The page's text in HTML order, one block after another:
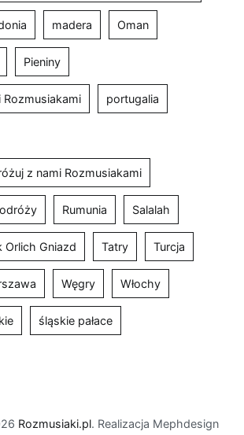
madera Oman
Pieniny
Rozmusiakami portugalia
z nami Rozmusiakami
Rumunia Salalah
Orlich Gniazd Tatry Turcja
Węgry Włochy
śląskie pałace
Rozmusiaki.pl. Realizacja Mephdesign